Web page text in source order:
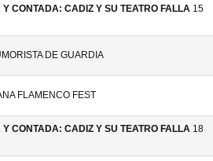
Y CONTADA: CADIZ Y SU TEATRO FALLA 15
DE GUARDIA
FLAMENCO FEST
Y CONTADA: CADIZ Y SU TEATRO FALLA 18